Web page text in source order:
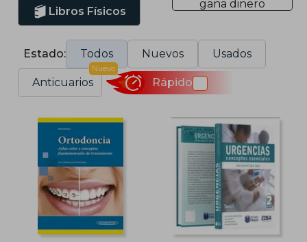
Libros Físicos
gana dinero
Estado: Todos Nuevos Usados
Anticuarios
Nuevo
Rápido